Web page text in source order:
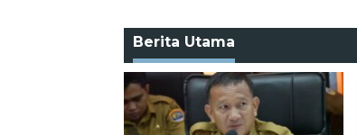
Berita Utama